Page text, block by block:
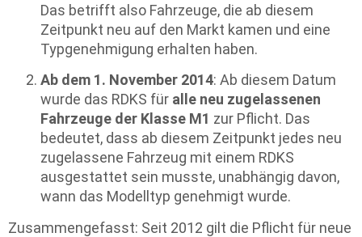
Das betrifft also Fahrzeuge, die ab diesem
Zeitpunkt neu auf den Markt kamen und eine
Typgenehmigung erhalten haben.
Ab dem 1. November 2014: Ab diesem Datum
wurde das RDKS für alle neu zugelassenen
Fahrzeuge der Klasse M1 zur Pflicht. Das
bedeutet, dass ab diesem Zeitpunkt jedes neu
zugelassene Fahrzeug mit einem RDKS
ausgestattet sein musste, unabhängig davon,
wann das Modelltyp genehmigt wurde.
Zusammengefasst: Seit 2012 gilt die Pflicht für neue